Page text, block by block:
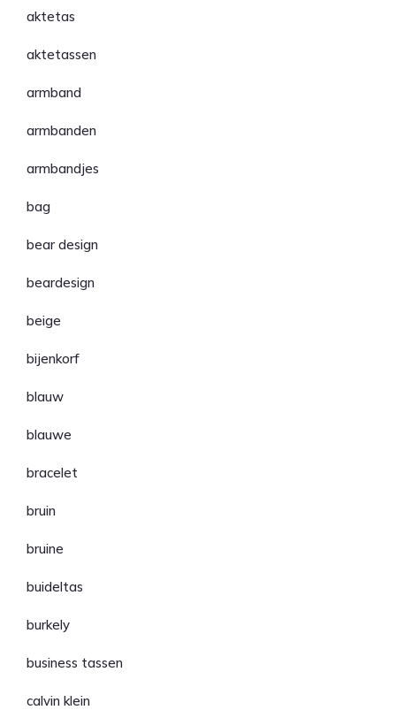
aktetas
aktetassen
armband
armbanden
armbandjes
bag
bear design
beardesign
beige
bijenkorf
blauw
blauwe
bracelet
bruin
bruine
buideltas
burkely
business tassen
calvin klein